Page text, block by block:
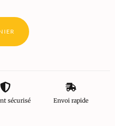
sécurisé Envoi rapide